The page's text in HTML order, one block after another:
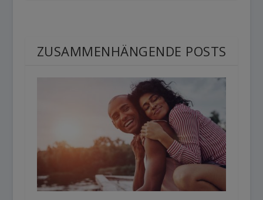
ZUSAMMENHÄNGENDE POSTS